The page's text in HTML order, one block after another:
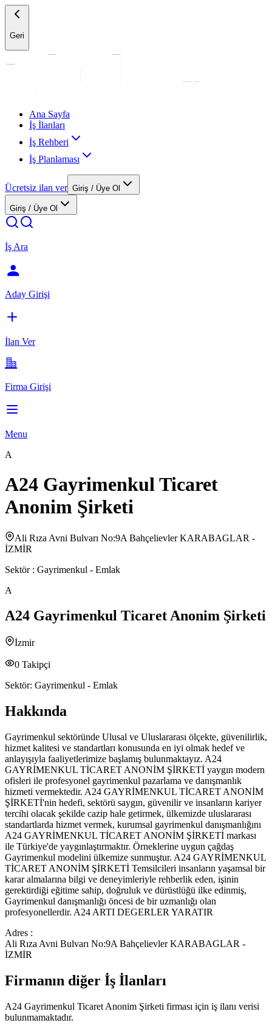
Geri
Ana Sayfa
İş İlanları
İş Rehberi
İş Planlaması
Ücretsiz ilan ver Giriş / Üye Ol
Giriş / Üye Ol
İş Ara
Aday Girişi
İlan Ver
Firma Girişi
Menu
A
A24 Gayrimenkul Ticaret
Anonim Şirketi
Ali Rıza Avni Bulvarı No:9A Bahçelievler KARABAGLAR -
İZMİR
Sektör : Gayrimenkul - Emlak
A
A24 Gayrimenkul Ticaret Anonim Şirketi
İzmir
0 Takipçi
Sektör: Gayrimenkul - Emlak
Hakkında
Gayrimenkul sektöründe Ulusal ve Uluslararası ölçekte, güvenilirlik,
hizmet kalitesi ve standartları konusunda en iyi olmak hedef ve
anlayışıyla faaliyetlerimize başlamış bulunmaktayız. A24
GAYRİMENKUL TİCARET ANONİM ŞİRKETİ yaygın modern
ofisleri ile profesyonel gayrimenkul pazarlama ve danışmanlık
hizmeti vermektedir. A24 GAYRİMENKUL TİCARET ANONİM
ŞİRKETİ'nin hedefi, sektörü saygın, güvenilir ve insanların kariyer
tercihi olacak şekilde cazip hale getirmek, ülkemizde uluslararası
standartlarda hizmet vermek, kurumsal gayrimenkul danışmanlığını
A24 GAYRİMENKUL TİCARET ANONİM ŞİRKETİ markası
ile Türkiye'de yaygınlaştırmaktır. Örneklerine uygun çağdaş
Gayrimenkul modelini ülkemize sunmuştur. A24 GAYRİMENKUL
TİCARET ANONİM ŞİRKETİ Temsilcileri insanların yaşamsal bir
karar almalarına bilgi ve deneyimleriyle rehberlik eden, işinin
gerektirdiği eğitime sahip, doğruluk ve dürüstlüğü ilke edinmiş,
Gayrimenkul danışmanlığı öncesi de bir uzmanlığı olan
profesyonellerdir. A24 ARTI DEGERLER YARATIR
Adres :
Ali Rıza Avni Bulvarı No:9A Bahçelievler KARABAGLAR -
İZMİR
Firmanın diğer İş İlanları
A24 Gayrimenkul Ticaret Anonim Şirketi firması için iş ilanı verisi
bulunmamaktadır.